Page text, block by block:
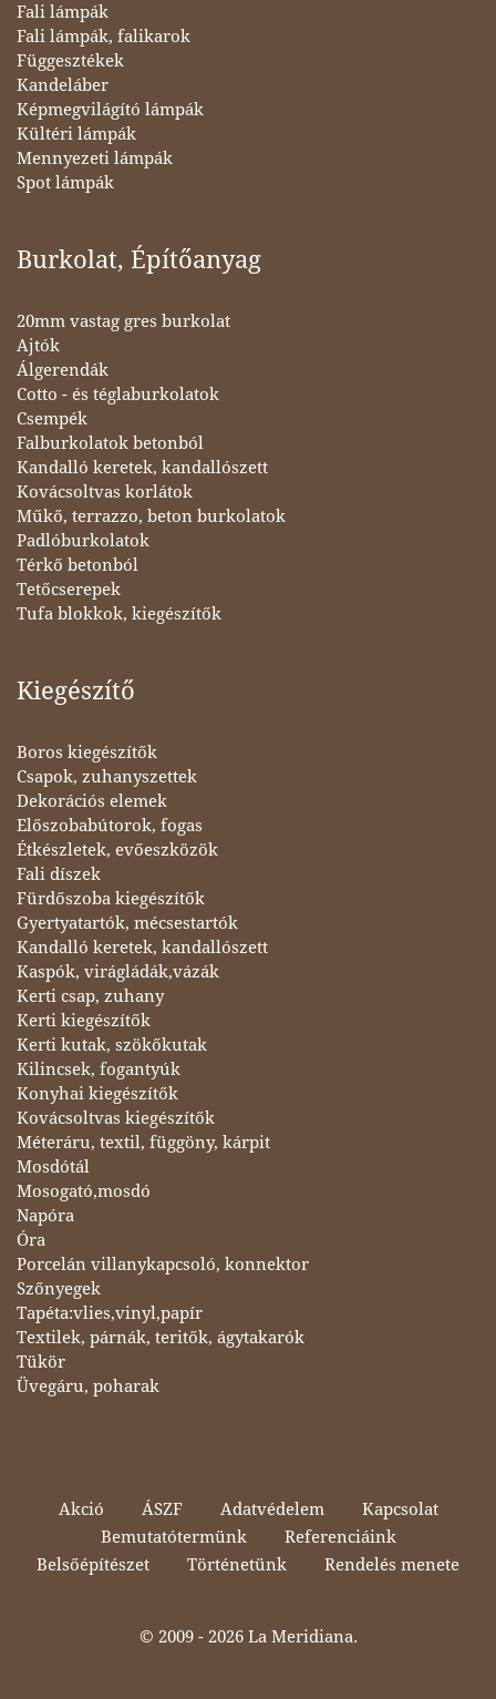
Fali lámpák
Fali lámpák, falikarok
Függesztékek
Kandeláber
Képmegvilágító lámpák
Kültéri lámpák
Mennyezeti lámpák
Spot lámpák
Burkolat, Építőanyag
20mm vastag gres burkolat
Ajtók
Álgerendák
Cotto - és téglaburkolatok
Csempék
Falburkolatok betonból
Kandalló keretek, kandallószett
Kovácsoltvas korlátok
Műkő, terrazzo, beton burkolatok
Padlóburkolatok
Térkő betonból
Tetőcserepek
Tufa blokkok, kiegészítők
Kiegészítő
Boros kiegészítők
Csapok, zuhanyszettek
Dekorációs elemek
Előszobabútorok, fogas
Étkészletek, evőeszközök
Fali díszek
Fürdőszoba kiegészítők
Gyertyatartók, mécsestartók
Kandalló keretek, kandallószett
Kaspók, virágládák,vázák
Kerti csap, zuhany
Kerti kiegészítők
Kerti kutak, szökőkutak
Kilincsek, fogantyúk
Konyhai kiegészítők
Kovácsoltvas kiegészítők
Méteráru, textil, függöny, kárpit
Mosdótál
Mosogató,mosdó
Napóra
Óra
Porcelán villanykapcsoló, konnektor
Szőnyegek
Tapéta:vlies,vinyl,papír
Textilek, párnák, teritők, ágytakarók
Tükör
Üvegáru, poharak
Akció ÁSZF Adatvédelem
Kapcsolat
Bemutatótermünk
Referenciáink
Belsőépítészet
Történetünk Rendelés menete
© 2009 - 2026 La Meridiana.